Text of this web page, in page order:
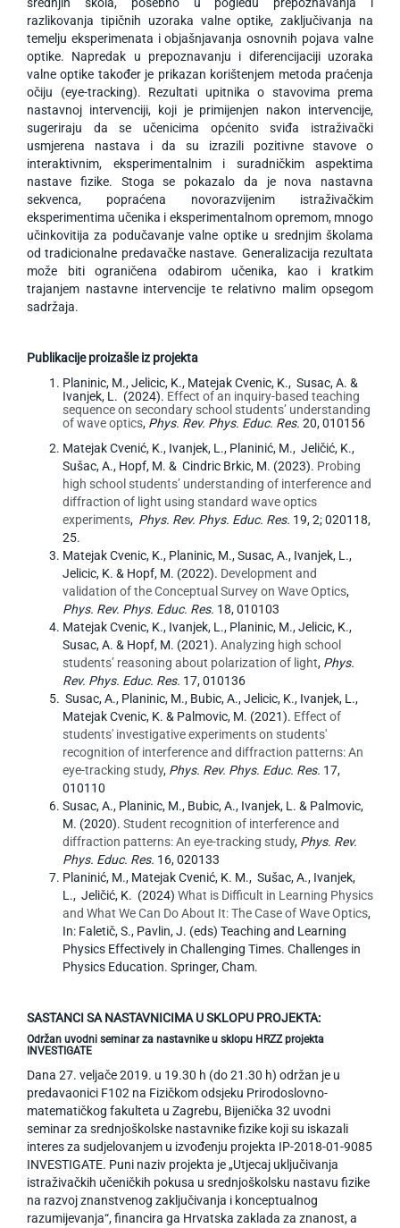
razlikovanja tipičnih uzoraka valne optike, zaključivanja na
temelju eksperimenata i objašnjavanja osnovnih pojava valne
optike. Napredak u prepoznavanju i diferencijaciji uzoraka
valne optike također je prikazan korištenjem metoda praćenja
očiju (eye-tracking). Rezultati upitnika o stavovima prema
nastavnoj intervenciji, koji je primijenjen nakon intervencije,
sugeriraju da se učenicima općenito sviđa istraživački
usmjerena nastava i da su izrazili pozitivne stavove o
interaktivnim, eksperimentalnim i suradničkim aspektima
nastave fizike. Stoga se pokazalo da je nova nastavna
sekvenca, popraćena novorazvijenim istraživačkim
eksperimentima učenika i eksperimentalnom opremom, mnogo
učinkovitija za podučavanje valne optike u srednjim školama
od tradicionalne predavačke nastave. Generalizacija rezultata
može biti ograničena odabirom učenika, kao i kratkim
trajanjem nastavne intervencije te relativno malim opsegom
sadržaja.
Publikacije proizašle iz projekta
Planinic, M., Jelicic, K., Matejak Cvenic, K., Susac, A. &
Ivanjek, L. (2024). Effect of an inquiry-based teaching
sequence on secondary school students’ understanding
of wave optics, Phys. Rev. Phys. Educ. Res. 20, 010156
Matejak Cvenić, K., Ivanjek, L., Planinić, M., Jeličić, K.,
Sušac, A., Hopf, M. & Cindric Brkic, M. (2023). Probing
high school students’ understanding of interference and
diffraction of light using standard wave optics
experiments, Phys. Rev. Phys. Educ. Res. 19, 2; 020118,
25.
Matejak Cvenic, K., Planinic, M., Susac, A., Ivanjek, L.,
Jelicic, K. & Hopf, M. (2022). Development and
validation of the Conceptual Survey on Wave Optics,
Phys. Rev. Phys. Educ. Res. 18, 010103
Matejak Cvenic, K., Ivanjek, L., Planinic, M., Jelicic, K.,
Susac, A. & Hopf, M. (2021). Analyzing high school
students’ reasoning about polarization of light, Phys.
Rev. Phys. Educ. Res. 17, 010136
Susac, A., Planinic, M., Bubic, A., Jelicic, K., Ivanjek, L.,
Matejak Cvenic, K. & Palmovic, M. (2021). Effect of
students' investigative experiments on students'
recognition of interference and diffraction patterns: An
eye-tracking study, Phys. Rev. Phys. Educ. Res. 17,
010110
Susac, A., Planinic, M., Bubic, A., Ivanjek, L. & Palmovic,
M. (2020). Student recognition of interference and
diffraction patterns: An eye-tracking study, Phys. Rev.
Phys. Educ. Res. 16, 020133
Planinić, M., Matejak Cvenić, K. M., Sušac, A., Ivanjek,
L., Jeličić, K. (2024) What is Difficult in Learning Physics
and What We Can Do About It: The Case of Wave Optics,
In: Faletič, S., Pavlin, J. (eds) Teaching and Learning
Physics Effectively in Challenging Times. Challenges in
Physics Education. Springer, Cham.
SASTANCI SA NASTAVNICIMA U SKLOPU PROJEKTA:
Održan uvodni seminar za nastavnike u sklopu HRZZ projekta
INVESTIGATE
Dana 27. veljače 2019. u 19.30 h (do 21.30 h) održan je u
predavaonici F102 na Fizičkom odsjeku Prirodoslovno-
matematičkog fakulteta u Zagrebu, Bijenička 32 uvodni
seminar za srednjoškolske nastavnike fizike koji su iskazali
interes za sudjelovanjem u izvođenju projekta IP-2018-01-9085
INVESTIGATE. Puni naziv projekta je „Utjecaj uključivanja
istraživačkih učeničkih pokusa u srednjoškolsku nastavu fizike
na razvoj znanstvenog zaključivanja i konceptualnog
razumijevanja“, financira ga Hrvatska zaklada za znanost, a